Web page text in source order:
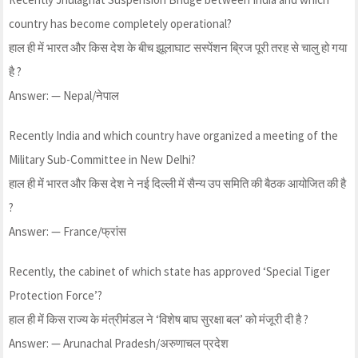
country has become completely operational?
हाल ही में भारत और किस देश के बीच झूलाघाट सस्पेंशन ब्रिज पूरी तरह से चालु हो गया
है ?
Answer: — Nepal/नेपाल
Recently India and which country have organized a meeting of the
Military Sub-Committee in New Delhi?
हाल ही में भारत और किस देश ने नई दिल्ली में सैन्य उप समिति की बैठक आयोजित की है
?
Answer: — France/फ्रांस
Recently, the cabinet of which state has approved ‘Special Tiger
Protection Force’?
हाल ही में किस राज्य के मंत्रीमंडल ने ‘विशेष बाघ सुरक्षा बल’ को मंजूरी दी है ?
Answer: — Arunachal Pradesh/अरुणाचल प्रदेश